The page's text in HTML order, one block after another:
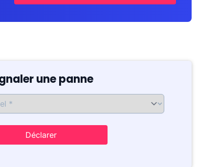
une panne
Déclarer